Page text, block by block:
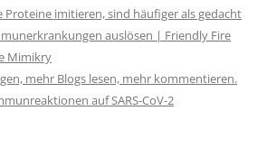
Proteine imitieren, sind häufiger als gedacht
auslösen | Friendly Fire
Mimikry
mehr Blogs lesen, mehr kommentieren.
auf SARS-CoV-2